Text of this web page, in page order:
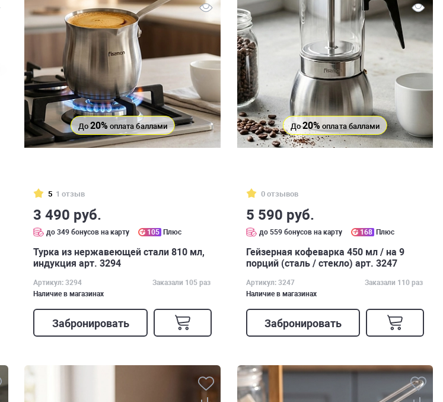
До 20%оплата баллами
5 1 отзыв
3 490 руб.
до 349 бонусов на карту 105 Плюс
Турка из нержавеющей стали 810 мл,
индукция арт. 3294
Артикул: 3294
Заказали 105 раз
Наличие в магазинах
Забронировать
До20% оплата баллами
0 отзывов
5 590 руб.
до 559 бонусов на карту 168 Плюс
Гейзерная кофеварка 450 мл / на 9
порций (сталь / стекло) арт. 3247
Артикул: 3247
Заказали 110 раз
Наличие в магазинах
Забронировать